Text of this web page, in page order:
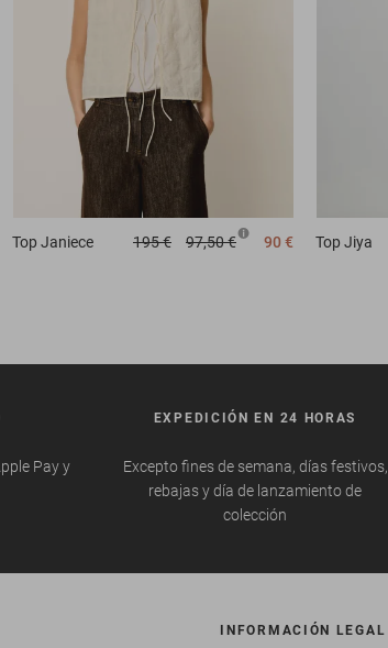
Top Janiece 195 € 97,50 € 90 € Top Jiya
Pay y
EXPEDICIÓN EN 24 HORAS
Excepto fines de semana, días festivos,
rebajas y día de lanzamiento de
colección
INFORMACIÓN LEGAL